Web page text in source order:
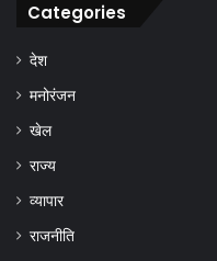
Categories
देश
मनोरंजन
खेल
राज्य
व्यापार
राजनीति